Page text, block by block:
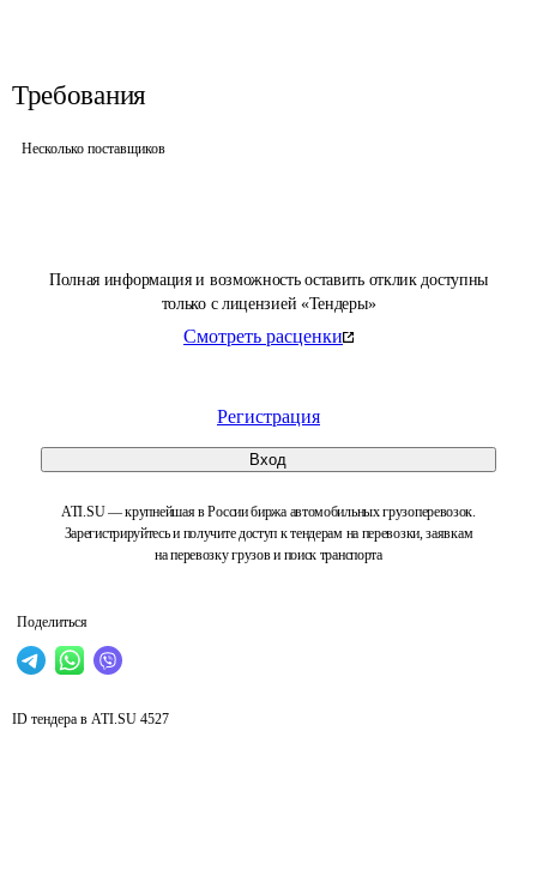
Полная информация и возможность оставить отклик доступны
только с лицензией «Тендеры»
Смотреть расценки
Регистрация
Вход
ATI.SU — крупнейшая в России биржа автомобильных грузоперевозок.
Зарегистрируйтесь и получите доступ к тендерам на перевозки, заявкам
на перевозку грузов и поиск транспорта
Поделиться
Требования
Несколько поставщиков
ID тендера в ATI.SU 4527